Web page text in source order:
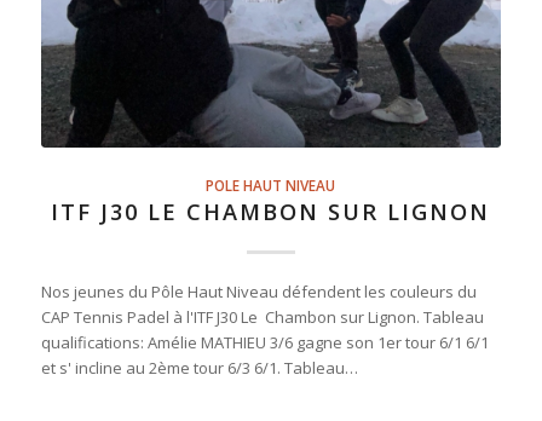
POLE HAUT NIVEAU
ITF J30 LE CHAMBON SUR LIGNON
Nos jeunes du Pôle Haut Niveau défendent les couleurs du
CAP Tennis Padel à l'ITF J30 Le Chambon sur Lignon. Tableau
qualifications: Amélie MATHIEU 3/6 gagne son 1er tour 6/1 6/1
et s' incline au 2ème tour 6/3 6/1. Tableau…